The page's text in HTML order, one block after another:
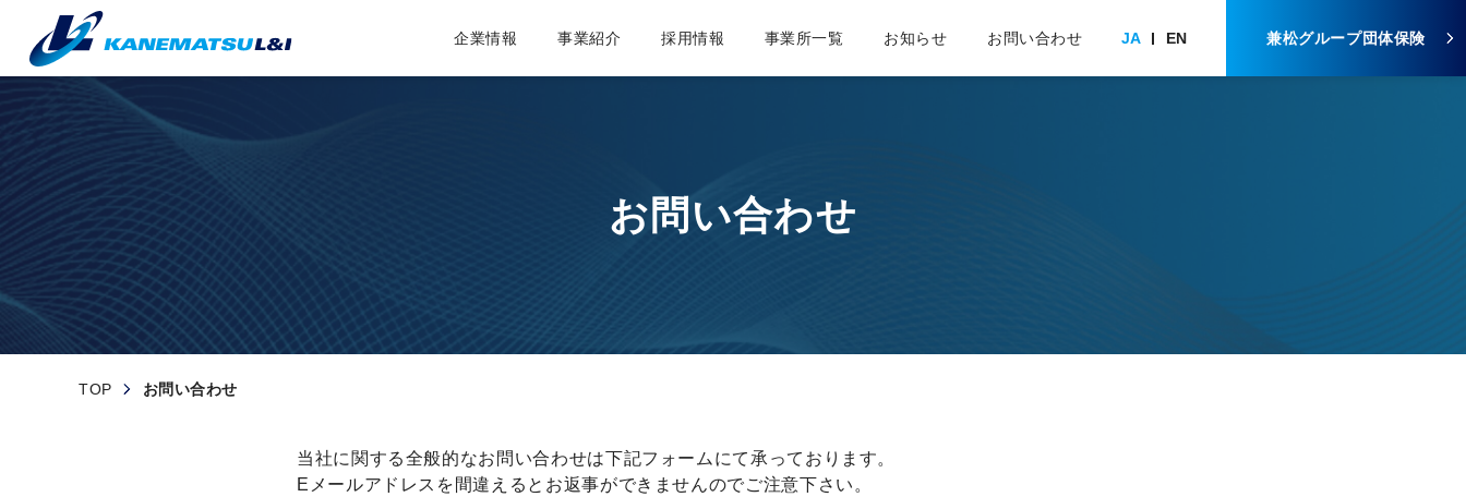
企業情報 事業紹介 採用情報 事業所一覧 お知らせ お問い合わせ JA EN 兼松グループ団体保険
お問い合わせ
TOP お問い合わせ
当社に関する全般的なお問い合わせは下記フォームにて承っております。
Eメールアドレスを間違えるとお返事ができませんのでご注意下さい。